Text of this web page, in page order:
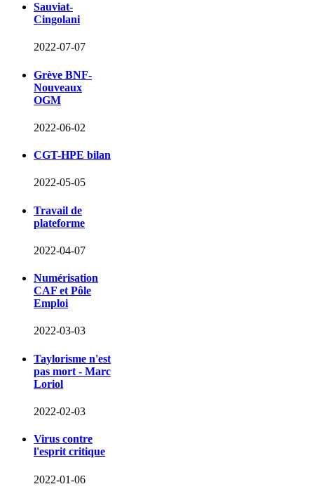
Sauviat-
Cingolani
2022-07-07
Grève BNF-
Nouveaux
OGM
2022-06-02
CGT-HPE bilan
2022-05-05
Travail de
plateforme
2022-04-07
Numérisation
CAF et Pôle
Emploi
2022-03-03
Taylorisme n'est
pas mort - Marc
Loriol
2022-02-03
Virus contre
l'esprit critique
2022-01-06